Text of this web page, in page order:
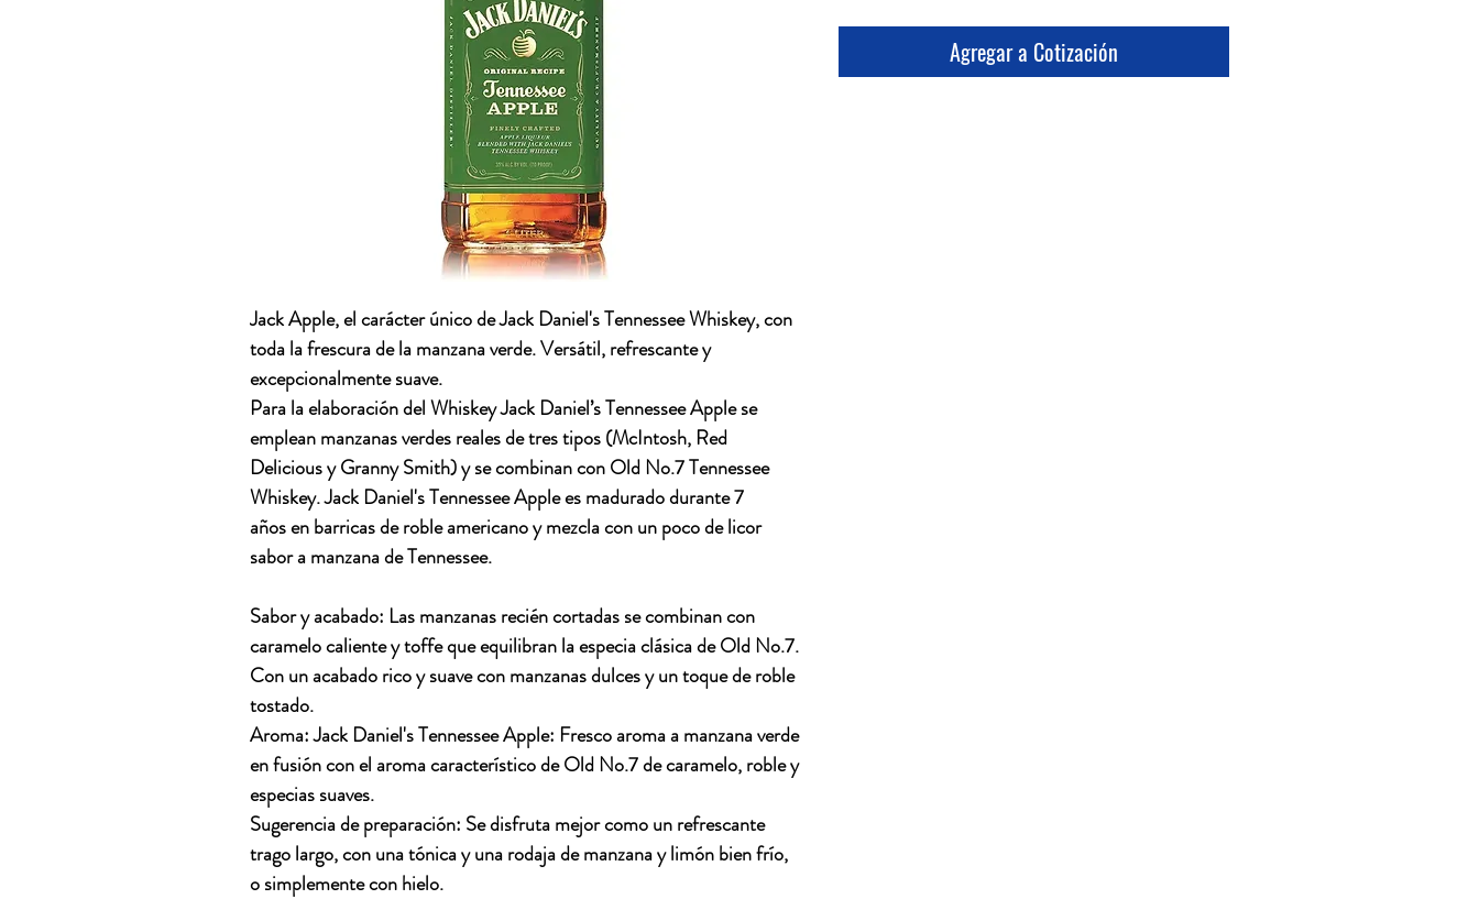
Jack Apple, el carácter único de Jack Daniel's Tennessee Whiskey, con
toda la frescura de la manzana verde. Versátil, refrescante y
excepcionalmente suave.
Para la elaboración del Whiskey Jack Daniel’s Tennessee Apple se
emplean manzanas verdes reales de tres tipos (McIntosh, Red
Delicious y Granny Smith) y se combinan con Old No.7 Tennessee
Whiskey. Jack Daniel's Tennessee Apple es madurado durante 7
años en barricas de roble americano y mezcla con un poco de licor
sabor a manzana de Tennessee.
Sabor y acabado: Las manzanas recién cortadas se combinan con
caramelo caliente y toffe que equilibran la especia clásica de Old No.7.
Con un acabado rico y suave con manzanas dulces y un toque de roble
tostado.
Aroma: Jack Daniel's Tennessee Apple: Fresco aroma a manzana verde
en fusión con el aroma característico de Old No.7 de caramelo, roble y
especias suaves.
Sugerencia de preparación: Se disfruta mejor como un refrescante
trago largo, con una tónica y una rodaja de manzana y limón bien frío,
o simplemente con hielo.
Agregar a Cotización